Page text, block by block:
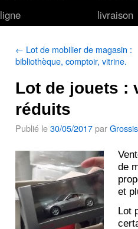
ligne
livraison
← Lot de mobilier de magasin :
bibliothèque, comptoir, vitrine.
Lot de jouets :
réduits
Publié le30/05/2017par
de
et
Lot